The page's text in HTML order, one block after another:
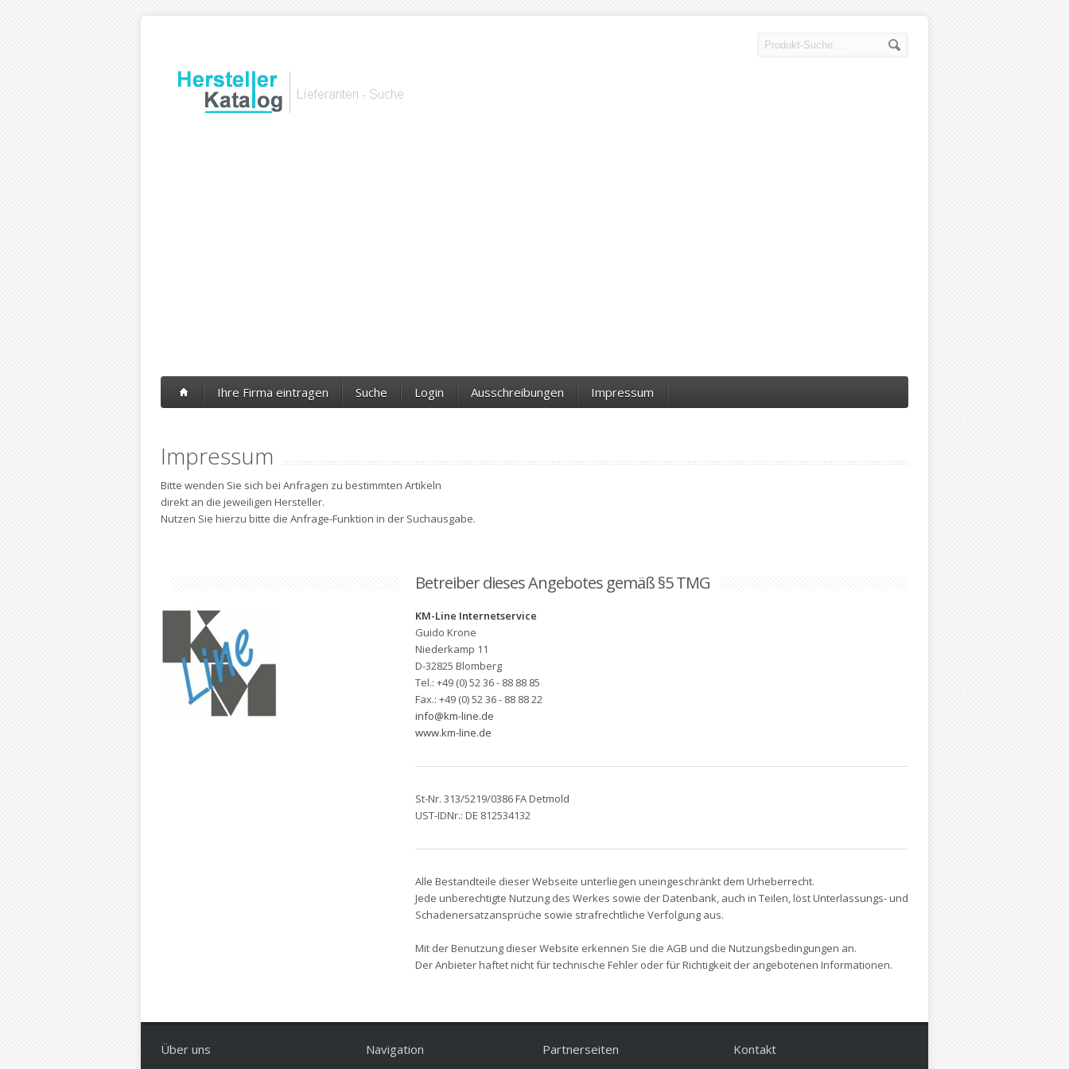
Ihre Firma eintragen Suche Login Ausschreibungen Impressum
Impressum
Bitte wenden Sie sich bei Anfragen zu bestimmten Artikeln
direkt an die jeweiligen Hersteller.
Nutzen Sie hierzu bitte die Anfrage-Funktion in der Suchausgabe.
Betreiber dieses Angebotes gemäß §5 TMG
KM-Line Internetservice
Guido Krone
Niederkamp 11
D-32825 Blomberg
Tel.: +49 (0) 52 36 - 88 88 85
Fax.: +49 (0) 52 36 - 88 88 22
info@km-line.de
www.km-line.de
St-Nr. 313/5219/0386 FA Detmold
UST-IDNr.: DE 812534132
Alle Bestandteile dieser Webseite unterliegen uneingeschränkt dem Urheberrecht.
Jede unberechtigte Nutzung des Werkes sowie der Datenbank, auch in Teilen, löst Unterlassungs- und
Schadenersatzansprüche sowie strafrechtliche Verfolgung aus.
Mit der Benutzung dieser Website erkennen Sie die AGB und die Nutzungsbedingungen an.
Der Anbieter haftet nicht für technische Fehler oder für Richtigkeit der angebotenen Informationen.
Über uns Navigation Partnerseiten Kontakt